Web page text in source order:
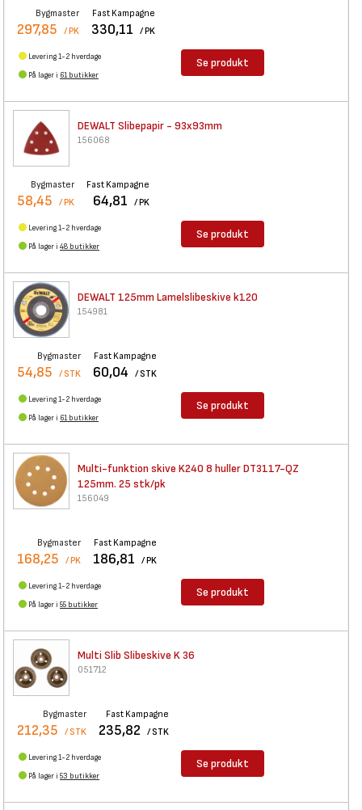
Bygmaster
297,85 / PK
Fast Kampagne
330,11 / PK
Levering 1-2 hverdage
På lager i 61 butikker
Se produkt
DEWALT Slibepapir - 93x93mm
156068
Bygmaster
58,45 / PK
Fast Kampagne
64,81 / PK
Levering 1-2 hverdage
På lager i 48 butikker
Se produkt
DEWALT 125mm Lamelslibeskive k120
154981
Bygmaster
54,85 / STK
Fast Kampagne
60,04 / STK
Levering 1-2 hverdage
På lager i 61 butikker
Se produkt
Multi-funktion skive K240 8 huller DT3117-QZ
125mm. 25 stk/pk
156049
Bygmaster
168,25 / PK
Fast Kampagne
186,81 / PK
Levering 1-2 hverdage
På lager i 55 butikker
Se produkt
Multi Slib Slibeskive K 36
051712
Bygmaster
212,35 / STK
Fast Kampagne
235,82 / STK
Levering 1-2 hverdage
På lager i 53 butikker
Se produkt